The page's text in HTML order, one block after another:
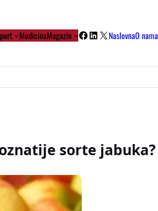
MedicinaMagazin Facebook
LinkedIn
X NaslovnaO nama
sorte jabuka?